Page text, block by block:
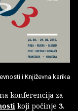
i Književna karika
konferencija za
koji počinje 3.